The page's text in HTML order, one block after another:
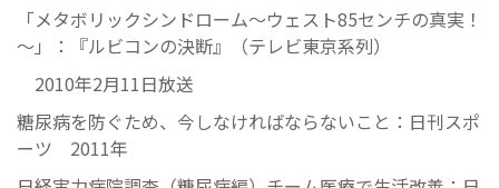
「メタボリックシンドローム～ウェスト85センチの真実！
～」：『ルビコンの決断』（テレビ東京系列）
2010年2月11日放送
糖尿病を防ぐため、今しなければならないこと：日刊スポ
ーツ 2011年